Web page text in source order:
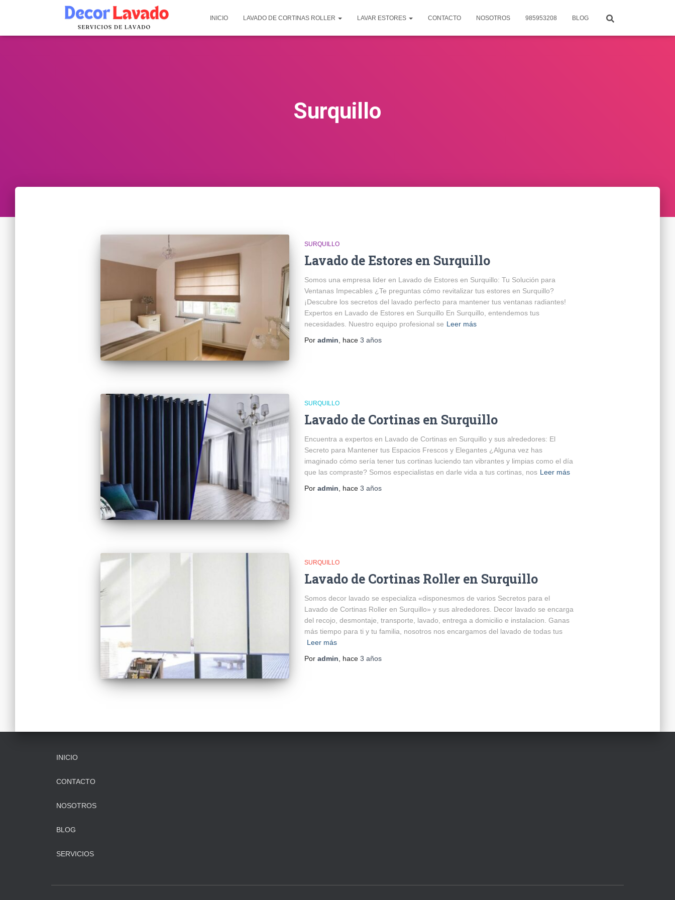
INICIO LAVADO DE CORTINAS ROLLER LAVAR ESTORES CONTACTO NOSOTROS 985953208 BLOG
Surquillo
SURQUILLO
Lavado de Estores en Surquillo
Somos una empresa lider en Lavado de Estores en Surquillo: Tu Solución para
Ventanas Impecables ¿Te preguntas cómo revitalizar tus estores en Surquillo?
¡Descubre los secretos del lavado perfecto para mantener tus ventanas radiantes!
Expertos en Lavado de Estores en Surquillo En Surquillo, entendemos tus
necesidades. Nuestro equipo profesional se Leer más
Por admin , hace 3 años
SURQUILLO
Lavado de Cortinas en Surquillo
Encuentra a expertos en Lavado de Cortinas en Surquillo y sus alrededores: El
Secreto para Mantener tus Espacios Frescos y Elegantes ¿Alguna vez has
imaginado cómo sería tener tus cortinas luciendo tan vibrantes y limpias como el día
que las compraste? Somos especialistas en darle vida a tus cortinas, nos Leer más
Por admin , hace 3 años
SURQUILLO
Lavado de Cortinas Roller en Surquillo
Somos decor lavado se especializa «disponesmos de varios Secretos para el
Lavado de Cortinas Roller en Surquillo» y sus alrededores. Decor lavado se encarga
del recojo, desmontaje, transporte, lavado, entrega a domicilio e instalacion. Ganas
más tiempo para ti y tu familia, nosotros nos encargamos del lavado de todas tus
Leer más
Por admin , hace 3 años
INICIO
CONTACTO
NOSOTROS
BLOG
SERVICIOS